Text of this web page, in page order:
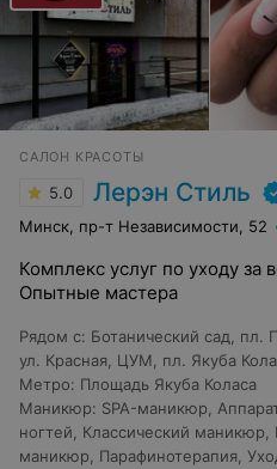
САЛОН КРАСОТЫ
5.0 Лерэн Стиль
Минск, пр-т Независимости, 52
Комплекс услуг по уходу за
Опытные мастера
Рядом с: Ботанический сад пл.
ул. Красная ЦУМ пл. Якуба
Метро: Площадь Якуба Коласа
Маникюр: SPA-маникюр
ногтей
Классический маникюр
маникюр
Парафинотерапия